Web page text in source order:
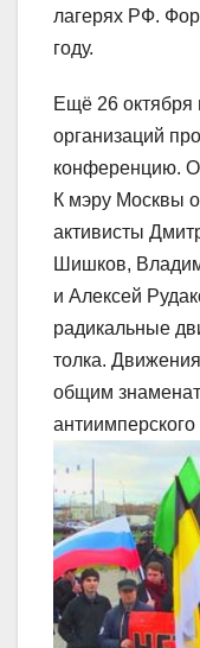
лагерях РФ.
году.
Ещё 26 октября
организаций
конференцию. О
К мэру Москвы
активисты
Шишков,
и Алексей
радикальные
толка.
общим